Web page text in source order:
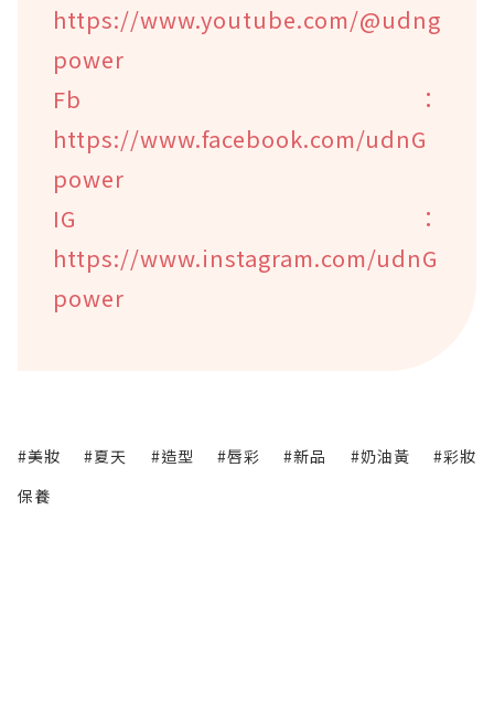
https://www.youtube.com/@udng
power
Fb：
https://www.facebook.com/udnG
power
IG：
https://www.instagram.com/udnG
power
#美妝 #夏天 #造型 #唇彩 #新品 #奶油黃
#彩妝
保養